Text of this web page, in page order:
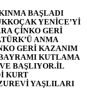
BAŞLADI
YENİCE’Yİ
ÇİNKO GERİ
ANMA
GERİ KAZANIM
KUTLAMA
BAŞLIYOR.İL
KURT
YAŞLILARI